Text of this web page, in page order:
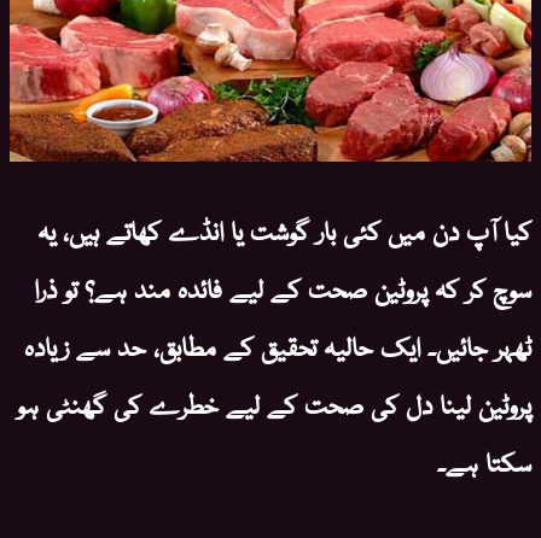
کیا آپ دن میں کئی بار گوشت یا انڈے کھاتے ہیں، یہ
سوچ کر کہ پروٹین صحت کے لیے فائدہ مند ہے؟ تو ذرا
ٹھہر جائیں۔ ایک حالیہ تحقیق کے مطابق، حد سے زیادہ
پروٹین لینا دل کی صحت کے لیے خطرے کی گھنٹی ہو
سکتا ہے۔